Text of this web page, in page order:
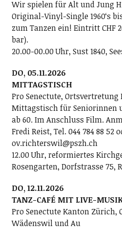
Wir spielen für Alt und Jung
Original-Vinyl-Single 1960ʻs
zum Tanzen ein! Eintritt CHF
bar).
20.00-00.00 Uhr, Sust 1840,
DO, 05.11.2026
MITTAGSTISCH
Pro Senectute,
Mittagstisch für Seniorinnen
ab 60. Im Anschluss Film.
Fredi Reist, Tel. 044 784 88 52
ov.richterswil@pszh.ch
12.00 Uhr, reformiertes
Rosengarten, Dorfstrasse 75,
DO, 12.11.2026
TANZ-CAFÉ MIT LIVE-
Pro Senectute Kanton Zürich,
Wädenswil und Au